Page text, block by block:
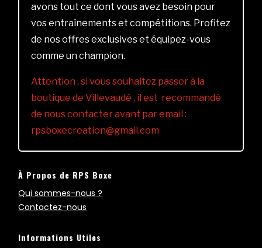
avons tout ce dont vous avez besoin pour
vos entraînements et compétitions. Profitez
de nos offres exclusives et équipez-vous
comme un champion.
Attention , si vous souhaitez passer à la
boutique de Villevaudé , il est recommandé
de nous contacter avant par email :
rpsboxecreation@gmail.com
À Propos de RPS Boxe
Qui sommes-nous ?
Contactez-nous
Informations Utiles